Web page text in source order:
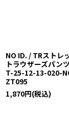
NO ID. / TRストレ
トラウザーズパン
T-25-12-13-020-
ZT095
1,870円(税込)